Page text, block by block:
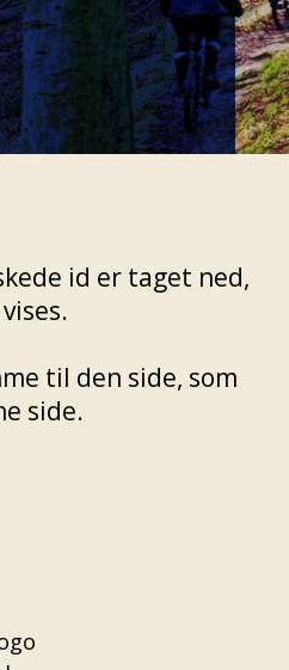
id er taget ned,
til den side, som
side.